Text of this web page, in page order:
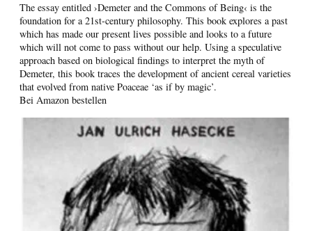
The essay entitled ›Demeter and the Commons of Being‹ is the
foundation for a 21st-century philosophy. This book explores a past
which has made our present lives possible and looks to a future
which will not come to pass without our help. Using a speculative
approach based on biological findings to interpret the myth of
Demeter, this book traces the development of ancient cereal varieties
that evolved from native Poaceae ‘as if by magic’.
Bei Amazon bestellen